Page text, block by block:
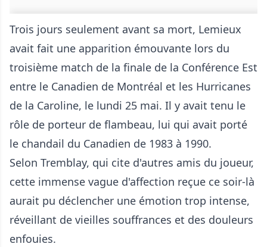
Trois jours seulement avant sa mort, Lemieux
avait fait une apparition émouvante lors du
troisième match de la finale de la Conférence Est
entre le Canadien de Montréal et les Hurricanes
de la Caroline, le lundi 25 mai. Il y avait tenu le
rôle de porteur de flambeau, lui qui avait porté
le chandail du Canadien de 1983 à 1990.
Selon Tremblay, qui cite d'autres amis du joueur,
cette immense vague d'affection reçue ce soir-là
aurait pu déclencher une émotion trop intense,
réveillant de vieilles souffrances et des douleurs
enfouies.